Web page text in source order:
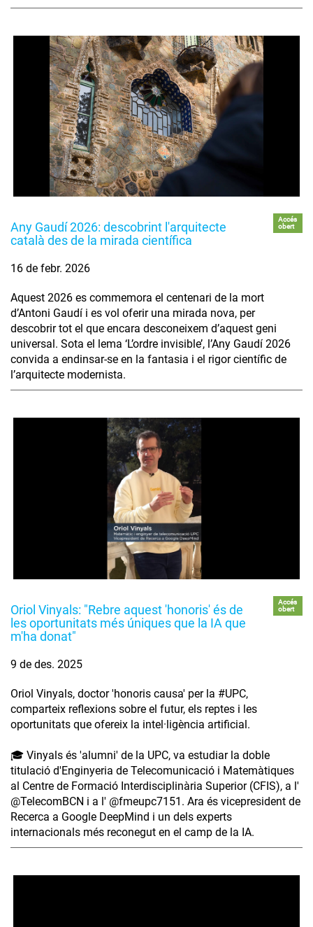
Any Gaudí 2026: descobrint l'arquitecte
català des de la mirada científica
Accés
obert
16 de febr. 2026
Aquest 2026 es commemora el centenari de la mort
d’Antoni Gaudí i es vol oferir una mirada nova, per
descobrir tot el que encara desconeixem d’aquest geni
universal. Sota el lema ‘L’ordre invisible’, l’Any Gaudí 2026
convida a endinsar-se en la fantasia i el rigor científic de
l’arquitecte modernista.
Oriol Vinyals: "Rebre aquest 'honoris' és de
les oportunitats més úniques que la IA que
m'ha donat"
Accés
obert
9 de des. 2025
Oriol Vinyals, doctor 'honoris causa' per la #UPC,
comparteix reflexions sobre el futur, els reptes i les
oportunitats que ofereix la intel·ligència artificial.
🎓 Vinyals és 'alumni' de la UPC, va estudiar la doble
titulació d'Enginyeria de Telecomunicació i Matemàtiques
al Centre de Formació Interdisciplinària Superior (CFIS), a l'
‪@TelecomBCN‬ i a l' ‪@fmeupc7151‬. Ara és vicepresident de
Recerca a Google DeepMind i un dels experts
internacionals més reconegut en el camp de la IA.